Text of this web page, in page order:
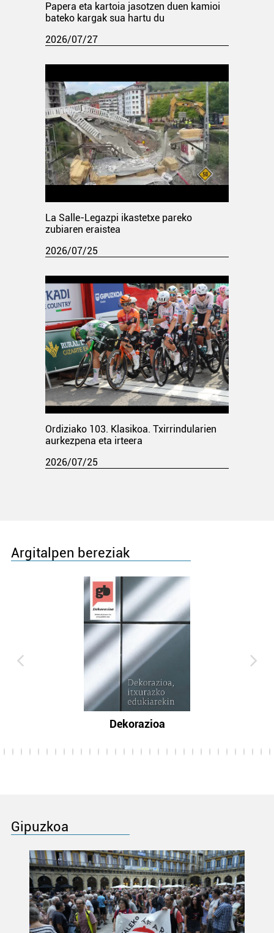
Papera eta kartoia jasotzen duen kamioi
bateko kargak sua hartu du
2026/07/27
La Salle-Legazpi ikastetxe pareko
zubiaren eraistea
2026/07/25
Ordiziako 103. Klasikoa. Txirrindularien
aurkezpena eta irteera
2026/07/25
Argitalpen bereziak
Dekorazioa
Gipuzkoa